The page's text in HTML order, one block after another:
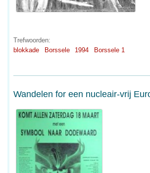
Trefwoorden:
blokkade
Borssele 1994 Borssele 1
Wandelen for een nucleair-vrij